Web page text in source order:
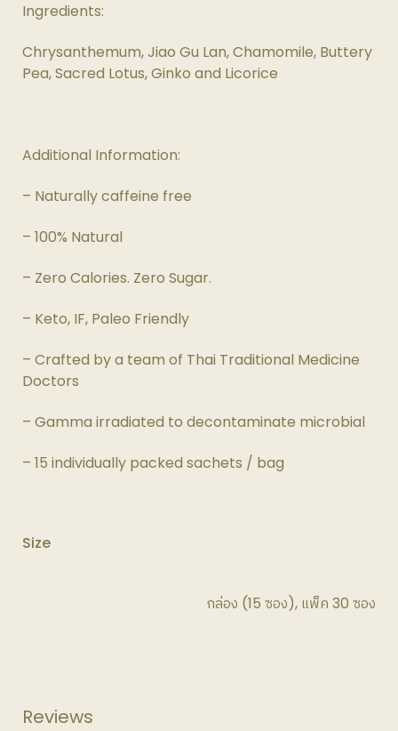
Ingredients:
Chrysanthemum, Jiao Gu Lan, Chamomile, Buttery
Pea, Sacred Lotus, Ginko and Licorice
Additional Information:
– Naturally caffeine free
– 100% Natural
– Zero Calories. Zero Sugar.
– Keto, IF, Paleo Friendly
– Crafted by a team of Thai Traditional Medicine
Doctors
– Gamma irradiated to decontaminate microbial
– 15 individually packed sachets / bag
Size
กล่อง (15 ซอง), แพ็ค 30 ซอง
Reviews